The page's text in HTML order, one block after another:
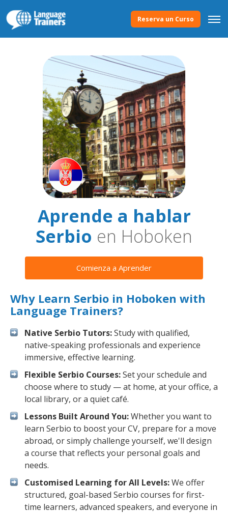
Reserva un Curso
Aprende a hablar
Serbio en Hoboken
Comienza a Aprender
Why Learn Serbio in Hoboken with
Language Trainers?
Native Serbio Tutors:Study with qualified,
native-speaking professionals and experience
immersive, effective learning.
Flexible Serbio Courses:Set your schedule and
choose where to study — at home, at your office, a
local library, or a quiet café.
Lessons Built Around You:Whether you want to
learn Serbio to boost your CV, prepare for a move
abroad, or simply challenge yourself, we'll design
a course that reflects your personal goals and
needs.
Customised Learning for All Levels:We offer
structured, goal-based Serbio courses for first-
time learners, advanced speakers, and everyone in